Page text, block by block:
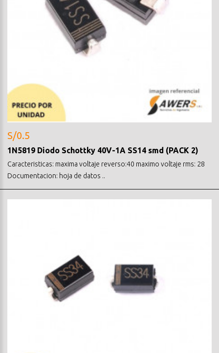
S/0.5
1N5819 Diodo Schottky 40V-1A SS14 smd (PACK 2)
Caracteristicas: maxima voltaje reverso:40 maximo voltaje rms: 28
Documentacion: hoja de datos ..